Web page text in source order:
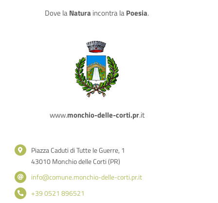
Dove laNatura incontra laPoesia.
www.monchio-delle-corti.pr.it
Piazza Caduti di Tutte le Guerre, 1
43010 Monchio delle Corti (PR)
info@comune.monchio-delle-corti.pr.it
+39 0521 896521